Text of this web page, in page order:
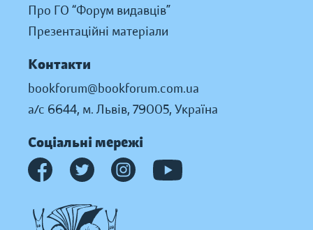
Про ГО “Форум видавців”
Презентаційні матеріали
Контакти
bookforum@bookforum.com.ua
а/с 6644, м. Львів, 79005, Україна
Соціальні мережі